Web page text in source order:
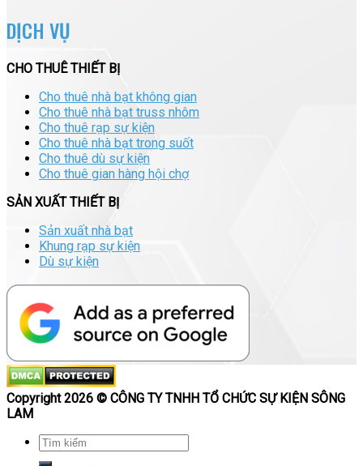
DỊCH VỤ
CHO THUÊ THIẾT BỊ
Cho thuê nhà bạt không gian
Cho thuê nhà bạt truss nhôm
Cho thuê rạp sự kiện
Cho thuê nhà bạt trong suốt
Cho thuê dù sự kiện
Cho thuê gian hàng hội chợ
SẢN XUẤT THIẾT BỊ
Sản xuất nhà bạt
Khung rạp sự kiện
Dù sự kiện
Copyright 2026 © CÔNG TY TNHH TỔ CHỨC SỰ KIỆN SÔNG
LAM